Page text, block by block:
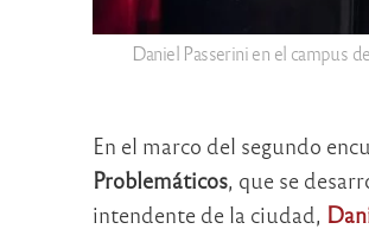
Daniel Passerini en el campus
En el marco del segundo
Problemáticos, que se
intendente de la ciudad,